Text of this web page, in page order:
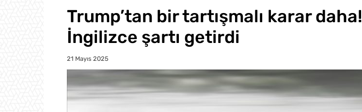
Trump’tan bir tartışmalı karar daha!
İngilizce şartı getirdi
21 Mayıs 2025